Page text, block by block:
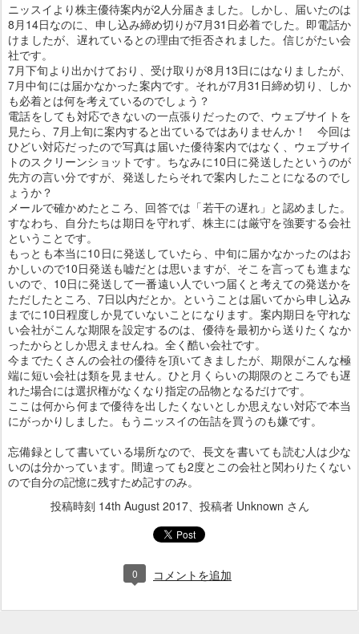
ニッスイより株主優待案内が2人分届きました。しかし、届いたのは
8月14日なのに、申し込み締め切りが7月31日必着でした。即電話か
けましたが、遅れているとの理由で拒否されました。信じがたい会
社です。
7月下旬より出かけており、受け取りが8月13日にはなりましたが、
7月中旬には届かなかった案内です。それが7月31日締め切り、しか
も必着とは何を考えているのでしょう？
電話をしても対応できないの一点張りだったので、ウェブサイトを
見たら、7月上旬に案内すると出ているではありませんか！ 今回は
ひどい対応だったので写真は届いた優待案内ではなく、ウェブサイ
トのスクリーンショットです。ちなみに10日に発送したというのが
先方の言い分ですが、発送したらそれで案内したことになるのでし
ょうか？
メールで確かめたところ、回答では「若干の遅れ」と認めました。
すなわち、自分たちは期日を守れず、株主には厳守を強要する会社
ということです。
もっとも本当に10日に発送していたら、中旬に届かなかったのはお
かしいので10日発送も嘘だとは思いますが、そこを言っても進まな
いので、10日に発送して一番遠い人でいつ届くと考えての発送かを
ただしたところ、7日以内だとか。ということは届いてから申し込み
までに10日程度しか見ていないことになります。案内期日を守れな
い会社がこんな期限を設定するのは、優待を最初から送りたくなか
ったからとしか思えませんね。全く酷い会社です。
今までたくさんの会社の優待を頂いてきましたが、期限がこんな極
端に短い会社は類を見ません。ひと月くらいの期限のところでも遅
れた場合には選択権がなくなり指定の品物となるだけです。
ここは何から何まで優待を出したくないとしか思えない対応で本当
にがっかりしました。もうニッスイの缶詰を買うのも嫌です。
忘備録として書いている場所なので、長文を書いても読む人は少な
いのは分かっています。間違っても2度とこの会社と関わりたくない
ので自分の記憶に残すため記すのみ。
投稿時刻 14th August 2017、投稿者 Unknown さん
0 コメントを追加